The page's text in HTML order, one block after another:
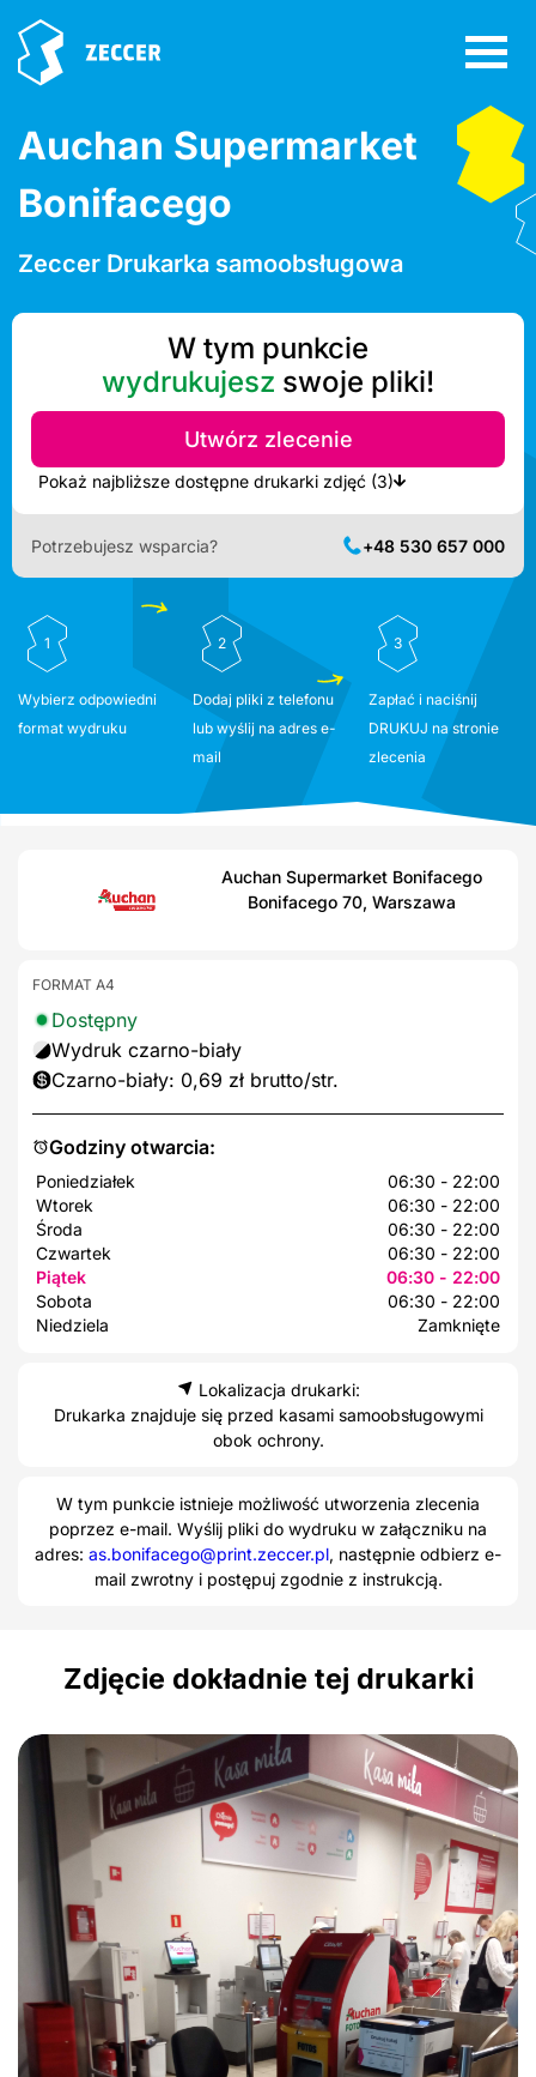
Auchan Supermarket
Bonifacego
Zeccer Drukarka samoobsługowa
W tym punkcie
wydrukujesz swoje pliki!
Utwórz zlecenie
Pokaż najbliższe dostępne drukarki zdjęć (3)
Potrzebujesz wsparcia? +48 530 657 000
1
Wybierz odpowiedni
format wydruku
2
Dodaj pliki z telefonu
lub wyślij na adres e-
mail
3
Zapłać i naciśnij
DRUKUJ na stronie
zlecenia
Auchan Supermarket Bonifacego
Bonifacego 70, Warszawa
Godziny otwarcia:
Poniedziałek
06:30 - 22:00
Wtorek
06:30 - 22:00
Środa
06:30 - 22:00
Czwartek
06:30 - 22:00
Piątek
06:30 - 22:00
Sobota
06:30 - 22:00
Niedziela
Zamknięte
FORMAT A4
Dostępny
Wydruk czarno-biały
Czarno-biały: 0,69 zł brutto/str.
Lokalizacja drukarki:
Drukarka znajduje się przed kasami samoobsługowymi
obok ochrony.
W tym punkcie istnieje możliwość utworzenia zlecenia
poprzez e-mail. Wyślij pliki do wydruku w załączniku na
adres: as.bonifacego@print.zeccer.pl, następnie odbierz e-
mail zwrotny i postępuj zgodnie z instrukcją.
Zdjęcie dokładnie tej drukarki